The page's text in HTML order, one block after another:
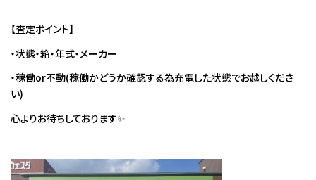
【査定ポイント】
・状態・箱・年式・メーカー
・稼働or不動(稼働かどうか確認する為充電した状態でお越しくださ
い)
心よりお待ちしております✨